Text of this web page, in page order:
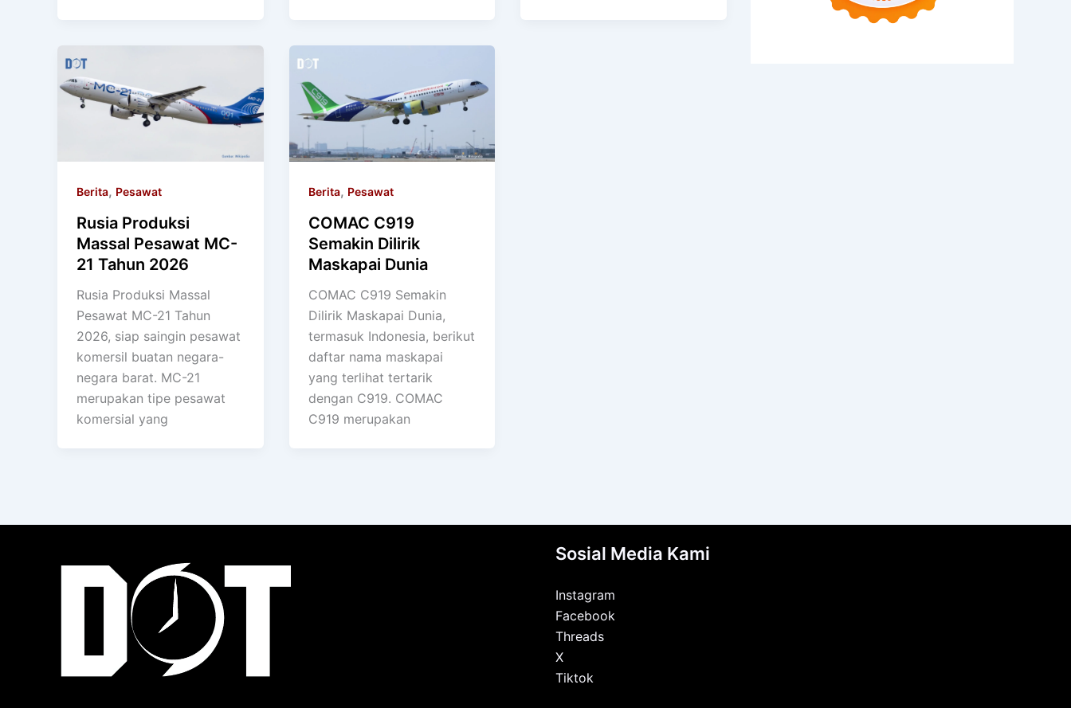
Berita, Pesawat
Rusia Produksi
Massal Pesawat MC-
21 Tahun 2026
Rusia Produksi Massal
Pesawat MC-21 Tahun
2026, siap saingin pesawat
komersil buatan negara-
negara barat. MC-21
merupakan tipe pesawat
komersial yang
Berita, Pesawat
COMAC C919
Semakin Dilirik
Maskapai Dunia
COMAC C919 Semakin
Dilirik Maskapai Dunia,
termasuk Indonesia, berikut
daftar nama maskapai
yang terlihat tertarik
dengan C919. COMAC
C919 merupakan
Sosial Media Kami
Instagram
Facebook
Threads
X
Tiktok